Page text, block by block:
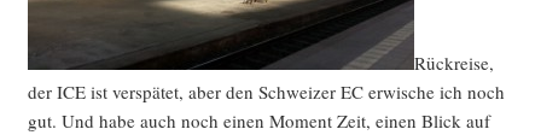
Rück­rei­se,
der ICE ist ver­spä­tet, aber den Schwei­zer EC erwi­sche ich noch
gut. Und habe auch noch einen Moment Zeit, einen Blick auf